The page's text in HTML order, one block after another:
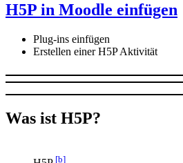
H5P in Moodle einfügen
Plug-ins einfügen
Erstellen einer H5P Aktivität
Was ist H5P?
[b]